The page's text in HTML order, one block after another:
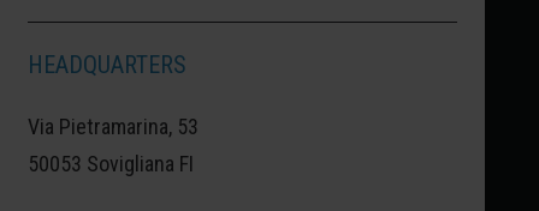
HEADQUARTERS
Via Pietramarina, 53
50053 Sovigliana FI
SAN JOSE ITURBIDE:
LA TRADIZIONE CERAMICA IN MESSICO.